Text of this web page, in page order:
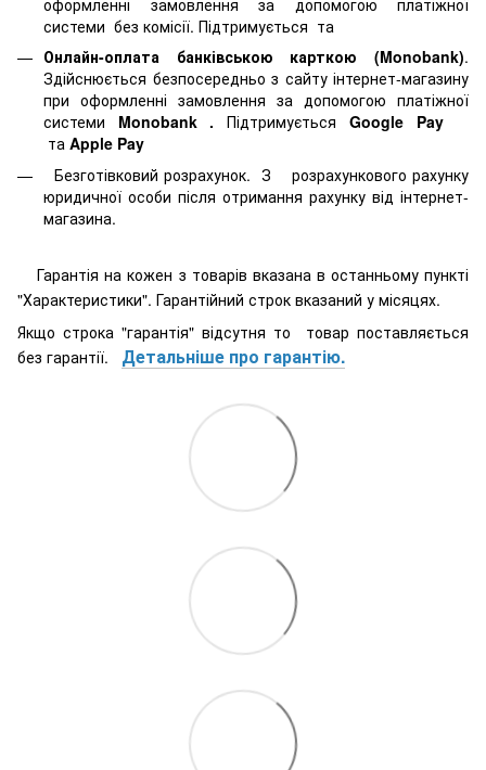
системи без комісії. Підтримується та
Онлайн-оплата банківською карткою (Monobank).
Здійснюється безпосередньо з сайту інтернет-магазину
при оформленні замовлення за допомогою платіжної
системи Monobank .Підтримується Google Pay
та Apple Pay
Безготівковий розрахунок. З розрахункового рахунку
юридичної особи після отримання рахунку від інтернет-
магазина.
Гарантія на кожен з товарів вказана в останньому пункті
"Характеристики". Гарантійний строк вказаний у місяцях.
Якщо строка "гарантія" відсутня то товар поставляється
без гарантії. Детальніше про гарантію.